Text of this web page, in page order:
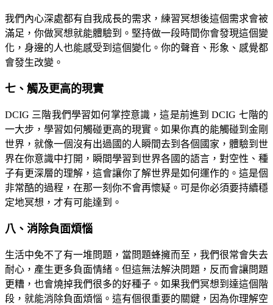
我們內心深處都有自我成長的需求，練習冥想後這個需求會被
滿足，你做冥想就能體驗到。堅持做一段時間你會發現這個變
化，身邊的人也能感受到這個變化。你的聲音、形象、感覺都
會發生改變。
七、觸及更高的現實
DCIG 三階我們學習如何掌控意識，這是前進到 DCIG 七階的
一大步，學習如何觸碰更高的現實。如果你真的能觸碰到金剛
世界，就像一個沒有出過國的人瞬間去到各個國家，體驗到世
界在你意識中打開，瞬間學習到世界各國的語言，對空性、種
子有更深層的理解，這會讓你了解世界是如何運作的。這是個
非常酷的過程，在那一刻你不會再懷疑。可是你必須要持續穩
定地冥想，才有可能達到。
八、消除負面煩惱
生活中免不了有一堆問題，當問題蜂擁而至，我們很常會失去
耐心，產生更多負面情緒。但這無法解決問題，反而會讓問題
更糟，也會燒掉我們很多的好種子。如果我們冥想到達這個階
段，就能消除負面煩惱。這有個很重要的關鍵，因為你理解空